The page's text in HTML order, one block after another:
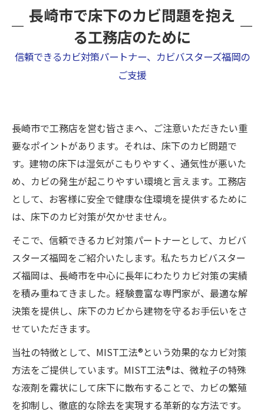
長崎市で床下のカビ問題を抱え
る工務店のために
信頼できるカビ対策パートナー、カビバスターズ福岡の
ご支援
長崎市で工務店を営む皆さまへ、ご注意いただきたい重
要なポイントがあります。それは、床下のカビ問題で
す。建物の床下は湿気がこもりやすく、通気性が悪いた
め、カビの発生が起こりやすい環境と言えます。工務店
として、お客様に安全で健康な住環境を提供するために
は、床下のカビ対策が欠かせません。
そこで、信頼できるカビ対策パートナーとして、カビバ
スターズ福岡をご紹介いたします。私たちカビバスター
ズ福岡は、長崎市を中心に長年にわたりカビ対策の実績
を積み重ねてきました。経験豊富な専門家が、最適な解
決策を提供し、床下のカビから建物を守るお手伝いをさ
せていただきます。
当社の特徴として、MIST工法®という効果的なカビ対策
方法をご提供しています。MIST工法®は、微粒子の特殊
な液剤を霧状にして床下に散布することで、カビの繁殖
を抑制し、徹底的な除去を実現する革新的な方法です。